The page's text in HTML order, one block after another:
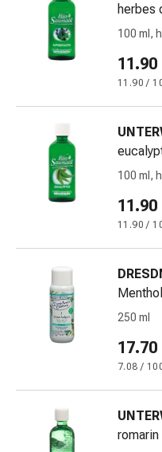
Detergente
Tessuti
Raffreddore
Cura
delle
ferite
e
delle
Compresse
Medicazioni
Bende
di
fissaggio
Garza
herbes
100 ml,
11.90
11.90 /
100 ml,
11.90
11.90 /
250 ml
17.70
7.08 /
romarin